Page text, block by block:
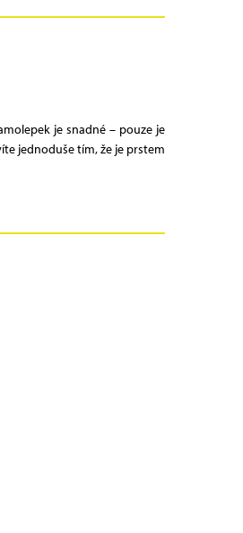
je snadné – pouze je
jednoduše tím, že je prstem